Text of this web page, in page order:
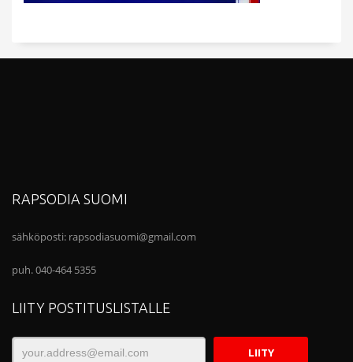
RAPSODIA SUOMI
sähköposti: rapsodiasuomi@gmail.com
puh. 040-464 5355
LIITY POSTITUSLISTALLE